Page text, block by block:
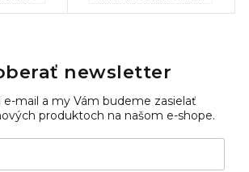
newsletter
e-mail a my Vám budeme zasielať
produktoch na našom e-shope.